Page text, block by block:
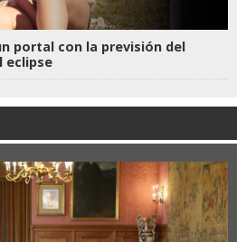
portal con la previsión del
eclipse